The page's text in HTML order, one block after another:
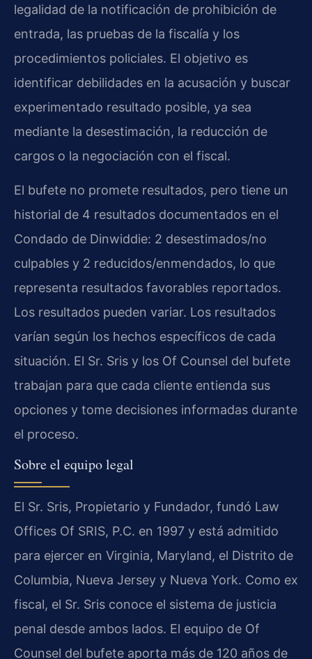
legalidad de la notificación de prohibición de
entrada, las pruebas de la fiscalía y los
procedimientos policiales. El objetivo es
identificar debilidades en la acusación y buscar
experimentado resultado posible, ya sea
mediante la desestimación, la reducción de
cargos o la negociación con el fiscal.
El bufete no promete resultados, pero tiene un
historial de 4 resultados documentados en el
Condado de Dinwiddie: 2 desestimados/no
culpables y 2 reducidos/enmendados, lo que
representa resultados favorables reportados.
Los resultados pueden variar. Los resultados
varían según los hechos específicos de cada
situación. El Sr. Sris y los Of Counsel del bufete
trabajan para que cada cliente entienda sus
opciones y tome decisiones informadas durante
el proceso.
Sobre el equipo legal
El Sr. Sris, Propietario y Fundador, fundó Law
Offices Of SRIS, P.C. en 1997 y está admitido
para ejercer en Virginia, Maryland, el Distrito de
Columbia, Nueva Jersey y Nueva York. Como ex
fiscal, el Sr. Sris conoce el sistema de justicia
penal desde ambos lados. El equipo de Of
Counsel del bufete aporta más de 120 años de